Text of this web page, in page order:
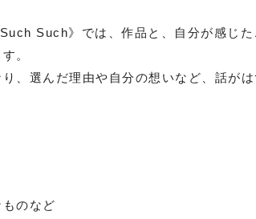
Such》では、作品と、自分が感じた
。
、選んだ理由や自分の想いなど、話が
のなど